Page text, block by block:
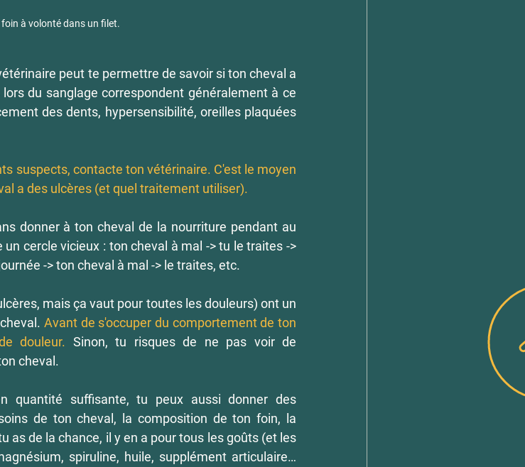
à volonté dans un filet.
peut te permettre de savoir si ton cheval a
du sanglage correspondent généralement à ce
des dents, hypersensibilité, oreilles plaquées
suspects, contacte ton vétérinaire. C'est le moyen
a des ulcères (et quel traitement utiliser).
donner à ton cheval de la nourriture pendant au
cercle vicieux : ton cheval à mal -> tu le traites ->
-> ton cheval à mal -> le traites, etc.
mais ça vaut pour toutes les douleurs) ont un
Avant de s'occuper du comportement de ton
douleur. Sinon, tu risques de ne pas voir de
cheval.
suffisante, tu peux aussi donner des
de ton cheval, la composition de ton foin, la
as de la chance, il y en a pour tous les goûts (et les